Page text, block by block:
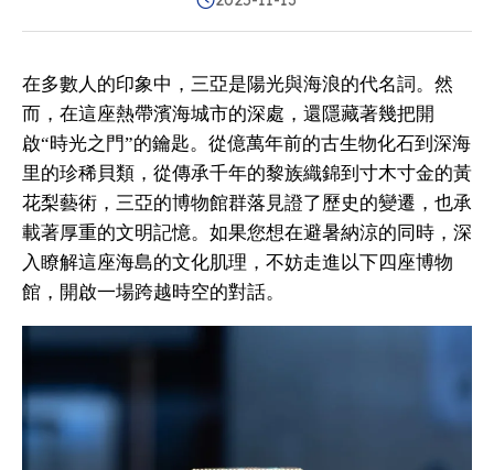
在多數人的印象中，三亞是陽光與海浪的代名詞。然
而，在這座熱帶濱海城市的深處，還隱藏著幾把開
啟“時光之門”的鑰匙。從億萬年前的古生物化石到深海
里的珍稀貝類，從傳承千年的黎族織錦到寸木寸金的黃
花梨藝術，三亞的博物館群落見證了歷史的變遷，也承
載著厚重的文明記憶。如果您想在避暑納涼的同時，深
入瞭解這座海島的文化肌理，不妨走進以下四座博物
館，開啟一場跨越時空的對話。